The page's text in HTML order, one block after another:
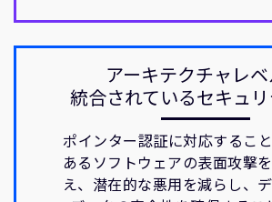
アーキテクチャレ
統合されているセキュ
ポインター認証に対応するこ
あるソフトウェアの表面攻撃
え、潜在的な悪用を減らし、